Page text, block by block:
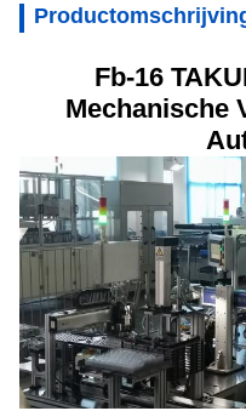
Fb-16
Mechanische